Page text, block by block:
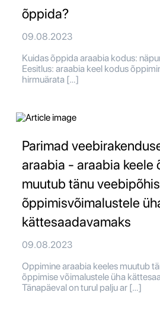
õppida?
09.08.2023
Kuidas õppida araabia kodus:
Eesitlus: araabia keel kodus
hirmuärata […]
Parimad
araabia - araabia keele
muutub tänu
õppimisvõimalustele
kättesaadavamaks
09.08.2023
Oppimine araabia keeles muutub
õppimise võimalustele üha
Tänapäeval on turul palju ar […]